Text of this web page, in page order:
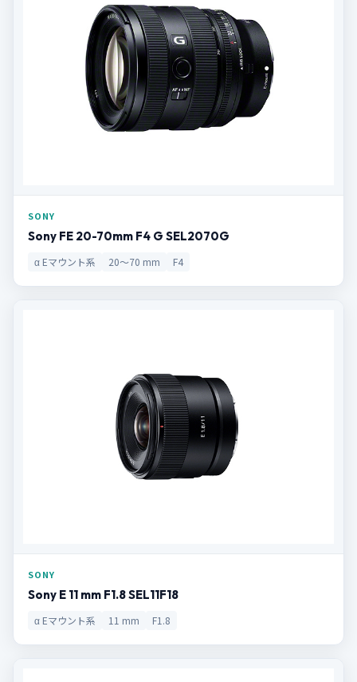
SONY
Sony FE 20-70mm F4 G SEL2070G
α Eマウント系 20～70 mm F4
SONY
Sony E 11 mm F1.8 SEL11F18
α Eマウント系 11 mm F1.8